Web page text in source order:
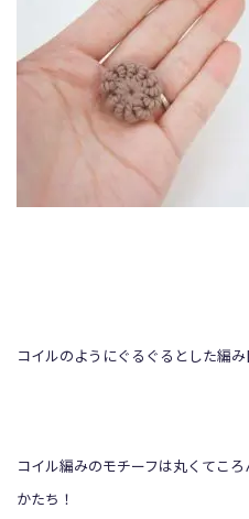
コイルのようにぐるぐるとした編み
コイル編みのモチーフは丸くてこ
かたち！